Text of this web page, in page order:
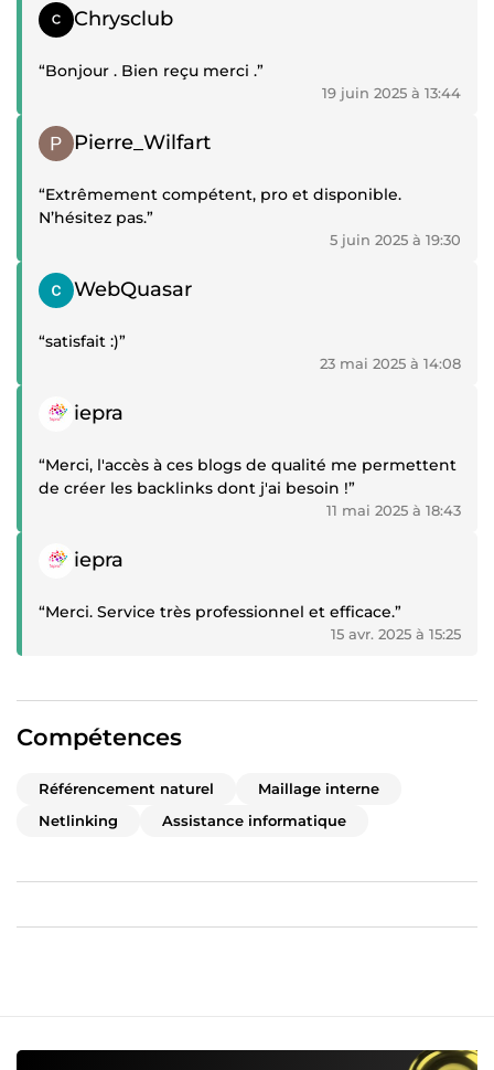
Témoignage positif
Chrysclub
“Bonjour . Bien reçu merci .”
19 juin 2025 à 13:44
Témoignage positif
Pierre_Wilfart
“Extrêmement compétent, pro et disponible.
N’hésitez pas.”
5 juin 2025 à 19:30
Témoignage positif
WebQuasar
“satisfait :)”
23 mai 2025 à 14:08
Témoignage positif
iepra
“Merci, l'accès à ces blogs de qualité me permettent
de créer les backlinks dont j'ai besoin !”
11 mai 2025 à 18:43
Témoignage positif
iepra
“Merci. Service très professionnel et efficace.”
15 avr. 2025 à 15:25
Compétences
Référencement naturel
Maillage interne
Netlinking
Assistance informatique